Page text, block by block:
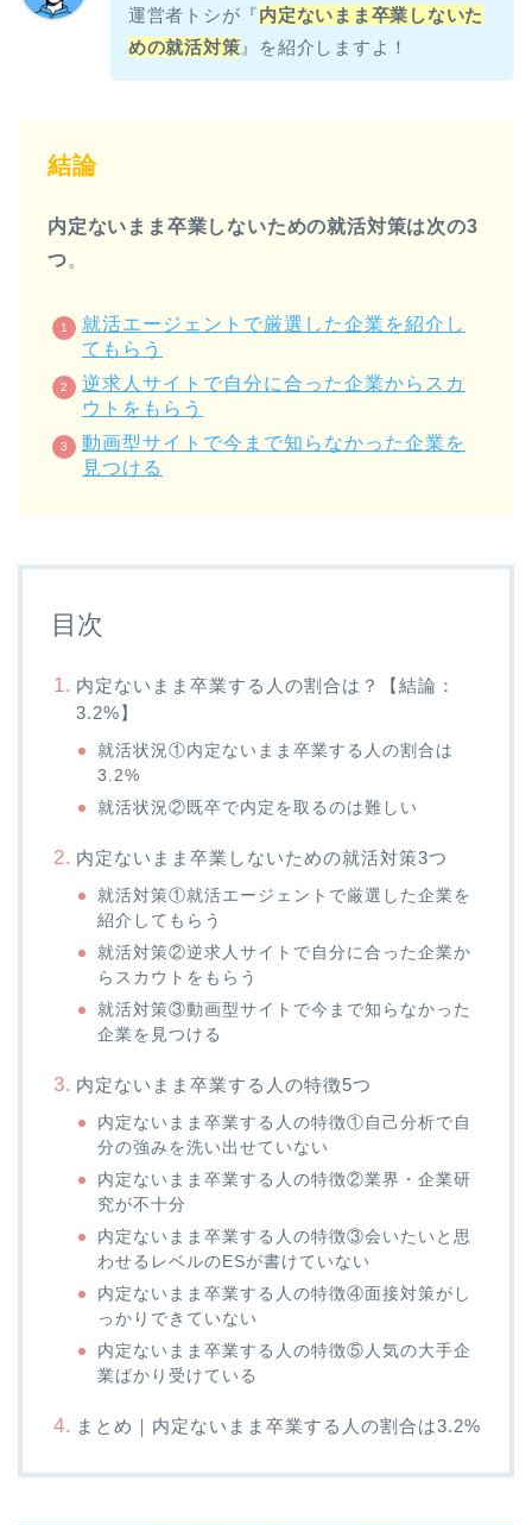
運営者トシが『内定ないまま卒業しないた
めの就活対策 』を紹介しますよ！
結論
内定ないまま卒業しないための就活対策は次の3
つ。
就活エージェントで厳選した企業を紹介し
てもらう
逆求人サイトで自分に合った企業からスカ
ウトをもらう
動画型サイトで今まで知らなかった企業を
見つける
目次
内定ないまま卒業する人の割合は？【結論：
3.2%】
就活状況①内定ないまま卒業する人の割合は
3.2%
就活状況②既卒で内定を取るのは難しい
内定ないまま卒業しないための就活対策3つ
就活対策①就活エージェントで厳選した企業を
紹介してもらう
就活対策②逆求人サイトで自分に合った企業か
らスカウトをもらう
就活対策③動画型サイトで今まで知らなかった
企業を見つける
内定ないまま卒業する人の特徴5つ
内定ないまま卒業する人の特徴①自己分析で自
分の強みを洗い出せていない
内定ないまま卒業する人の特徴②業界・企業研
究が不十分
内定ないまま卒業する人の特徴③会いたいと思
わせるレベルのESが書けていない
内定ないまま卒業する人の特徴④面接対策がし
っかりできていない
内定ないまま卒業する人の特徴⑤人気の大手企
業ばかり受けている
まとめ｜内定ないまま卒業する人の割合は3.2%